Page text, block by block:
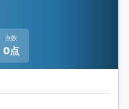
点数
0点